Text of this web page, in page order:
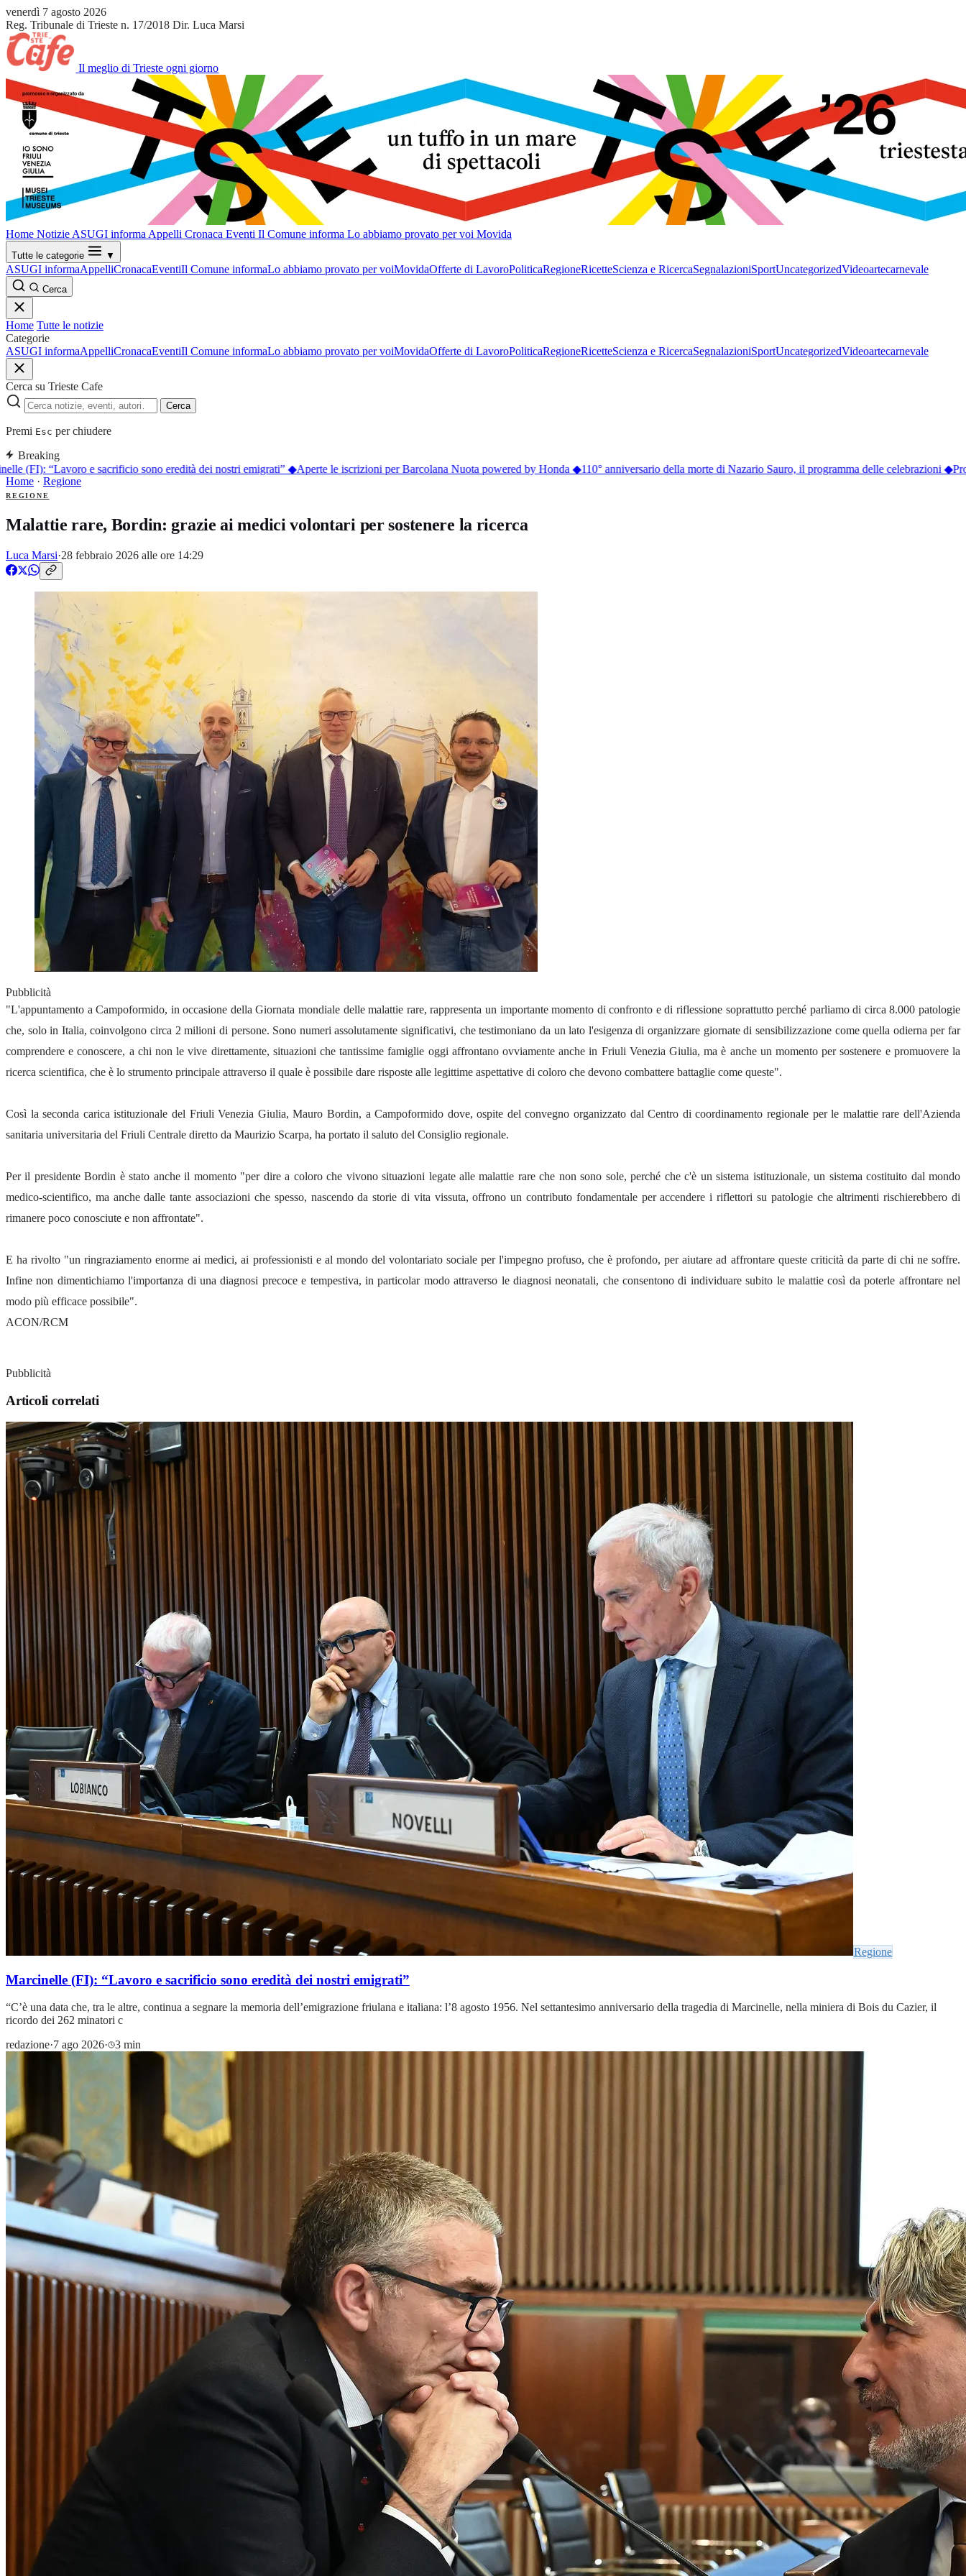
venerdì 7 agosto 2026
Reg. Tribunale di Trieste n. 17/2018 Dir. Luca Marsi
Il meglio di Trieste ogni giorno
Home Notizie ASUGI informa Appelli Cronaca Eventi Il Comune informa Lo abbiamo provato per voi Movida
Tutte le categorie ▼
ASUGI informaAppelliCronacaEventiIl Comune informaLo abbiamo provato per voiMovidaOfferte di LavoroPoliticaRegioneRicetteScienza e RicercaSegnalazioniSportUncategorizedVideoartecarnevale
Cerca
Home Tutte le notizie
Categorie
ASUGI informaAppelliCronacaEventiIl Comune informaLo abbiamo provato per voiMovidaOfferte di LavoroPoliticaRegioneRicetteScienza e RicercaSegnalazioniSportUncategorizedVideoartecarnevale
Cerca su Trieste Cafe
Cerca
Premi Esc per chiudere
Breaking
(FI): “Lavoro e sacrificio sono eredità dei nostri emigrati”◆Aperte le iscrizioni per Barcolana Nuota powered by Honda◆ 110° anniversario della morte di Nazario Sauro, il programma delle celebrazioni◆
Home · Regione
REGIONE
Malattie rare, Bordin: grazie ai medici volontari per sostenere la ricerca
Luca Marsi·28 febbraio 2026 alle ore 14:29
Pubblicità
"L'appuntamento a Campoformido, in occasione della Giornata mondiale delle malattie rare, rappresenta un importante momento di confronto e di riflessione soprattutto perché parliamo di circa 8.000 patologie
che, solo in Italia, coinvolgono circa 2 milioni di persone. Sono numeri assolutamente significativi, che testimoniano da un lato l'esigenza di organizzare giornate di sensibilizzazione come quella odierna per far
comprendere e conoscere, a chi non le vive direttamente, situazioni che tantissime famiglie oggi affrontano ovviamente anche in Friuli Venezia Giulia, ma è anche un momento per sostenere e promuovere la
ricerca scientifica, che è lo strumento principale attraverso il quale è possibile dare risposte alle legittime aspettative di coloro che devono combattere battaglie come queste".
Così la seconda carica istituzionale del Friuli Venezia Giulia, Mauro Bordin, a Campoformido dove, ospite del convegno organizzato dal Centro di coordinamento regionale per le malattie rare dell'Azienda
sanitaria universitaria del Friuli Centrale diretto da Maurizio Scarpa, ha portato il saluto del Consiglio regionale.
Per il presidente Bordin è stato anche il momento "per dire a coloro che vivono situazioni legate alle malattie rare che non sono sole, perché che c'è un sistema istituzionale, un sistema costituito dal mondo
medico-scientifico, ma anche dalle tante associazioni che spesso, nascendo da storie di vita vissuta, offrono un contributo fondamentale per accendere i riflettori su patologie che altrimenti rischierebbero di
rimanere poco conosciute e non affrontate".
E ha rivolto "un ringraziamento enorme ai medici, ai professionisti e al mondo del volontariato sociale per l'impegno profuso, che è profondo, per aiutare ad affrontare queste criticità da parte di chi ne soffre.
Infine non dimentichiamo l'importanza di una diagnosi precoce e tempestiva, in particolar modo attraverso le diagnosi neonatali, che consentono di individuare subito le malattie così da poterle affrontare nel
modo più efficace possibile".
ACON/RCM
Pubblicità
Articoli correlati
Regione
Marcinelle (FI): “Lavoro e sacrificio sono eredità dei nostri emigrati”
“C’è una data che, tra le altre, continua a segnare la memoria dell’emigrazione friulana e italiana: l’8 agosto 1956. Nel settantesimo anniversario della tragedia di Marcinelle, nella miniera di Bois du Cazier, il
ricordo dei 262 minatori c
redazione·7 ago 2026· 3 min